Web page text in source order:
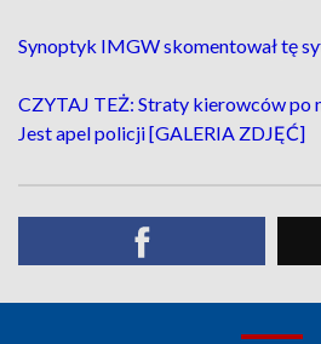
Synoptyk IMGW skomentował tę
CZYTAJ TEŻ: Straty kierowców po
Jest apel policji [GALERIA ZDJĘĆ]